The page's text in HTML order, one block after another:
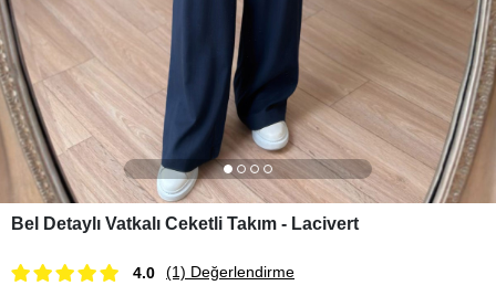
Bel Detaylı Vatkalı Ceketli Takım - Lacivert
4.0 (1) Değerlendirme